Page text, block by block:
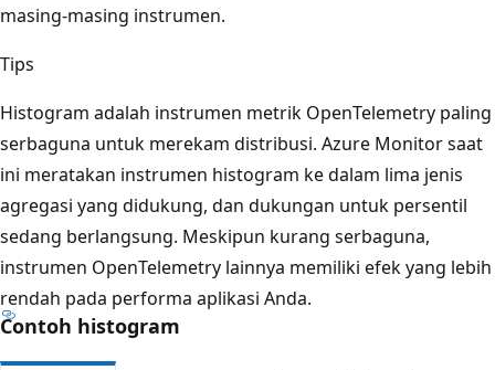
masing-masing instrumen.
Tips
Histogram adalah instrumen metrik OpenTelemetry paling
serbaguna untuk merekam distribusi. Azure Monitor saat
ini meratakan instrumen histogram ke dalam lima jenis
agregasi yang didukung, dan dukungan untuk persentil
sedang berlangsung. Meskipun kurang serbaguna,
instrumen OpenTelemetry lainnya memiliki efek yang lebih
rendah pada performa aplikasi Anda.
Contoh histogram